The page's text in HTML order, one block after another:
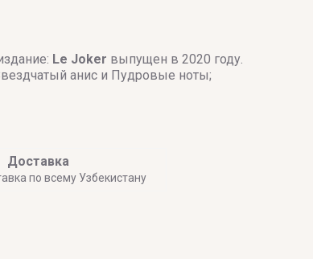
Le Joker выпущен в 2020 году.
анис и Пудровые ноты;
Доставка
по всему Узбекистану